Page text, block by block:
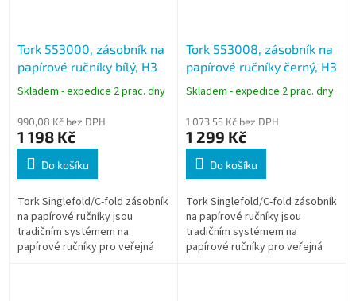
Tork 553000, zásobník na
papírové ručníky bílý, H3
Skladem - expedice 2 prac. dny
990,08 Kč bez DPH
1 198 Kč
Do košíku
Tork Singlefold/C-fold zásobník
na papírové ručníky jsou
tradičním systémem na
papírové ručníky pro veřejná
Tork 553008, zásobník na
papírové ručníky černý, H3
Skladem - expedice 2 prac. dny
1 073,55 Kč bez DPH
1 299 Kč
Do košíku
Tork Singlefold/C-fold zásobník
na papírové ručníky jsou
tradičním systémem na
papírové ručníky pro veřejná